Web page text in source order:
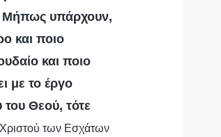
Μήπως υπάρχουν,
και ποιο
και ποιο
με το έργο
του Θεού, τότε
των Εσχάτων